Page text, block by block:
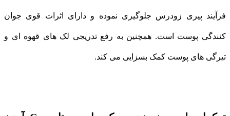
فرآیند پیری زودرس جلوگیری نموده و دارای اثرات قوی جوان
کنندگی پوست است. همچنین به رفع تدریجی لک های قهوه ای و
تیرگی های پوست کمک بسزایی می کند.